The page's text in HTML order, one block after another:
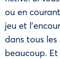
ou en
jeu et
dans tous les
beaucoup. Et